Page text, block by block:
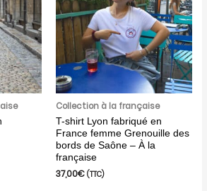
Collection à la française
T-shirt Lyon fabriqué en
France femme Grenouille des
bords de Saône – À la
française
37,00€ (TTC)